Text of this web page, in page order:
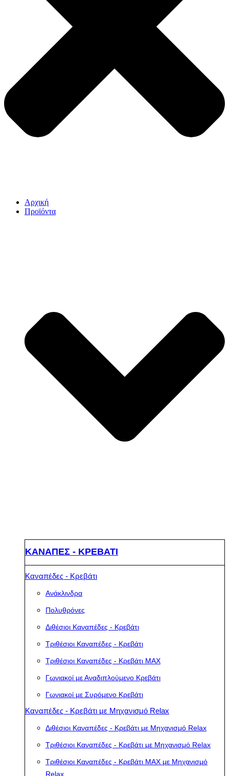
Αρχική
Προϊόντα
ΚΑΝΑΠΕΣ - ΚΡΕΒΑΤΙ
Καναπέδες - Κρεβάτι
Ανάκλινδρα
Πολυθρόνες
Διθέσιοι Καναπέδες - Κρεβάτι
Τριθέσιοι Καναπέδες - Κρεβάτι
Τριθέσιοι Καναπέδες - Κρεβάτι MAX
Γωνιακοί με Αναδιπλούμενο Κρεβάτι
Γωνιακοί με Συρόμενο Κρεβάτι
Καναπέδες - Κρεβάτι με Μηχανισμό Relax
Διθέσιοι Καναπέδες - Κρεβάτι με Μηχανισμό Relax
Τριθέσιοι Καναπέδες - Κρεβάτι με Μηχανισμό Relax
Τριθέσιοι Καναπέδες - Κρεβάτι MAX με Μηχανισμό
Relax